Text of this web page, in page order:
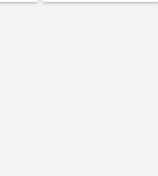
ています ■iOSでのみ妖精石が引継ぎが可